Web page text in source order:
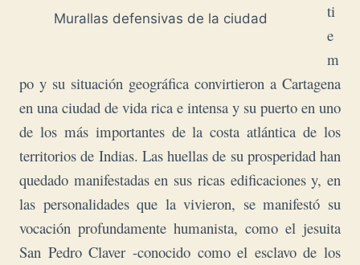
Murallas defensivas de la ciudad
ti
e
m
po y su situación geográfica convirtieron a Cartagena
en una ciudad de vida rica e intensa y su puerto en uno
de los más importantes de la costa atlántica de los
territorios de Indias. Las huellas de su prosperidad han
quedado manifestadas en sus ricas edificaciones y, en
las personalidades que la vivieron, se manifestó su
vocación profundamente humanista, como el jesuita
San Pedro Claver -conocido como el esclavo de los